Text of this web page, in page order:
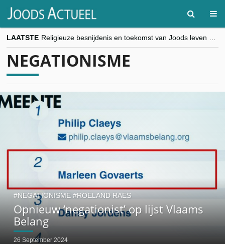
LAATSTE
“Besnijdenisdebat toont hoe moeilijk seculiere Westen minderheden begrijpt”, Jinnih Beels (Vooruit)
NEGATIONISME
Opnieuw ‘negationist’ op lijst Vlaams
Belang
26 September 2024
NEGATIONISME ROELAND RAES